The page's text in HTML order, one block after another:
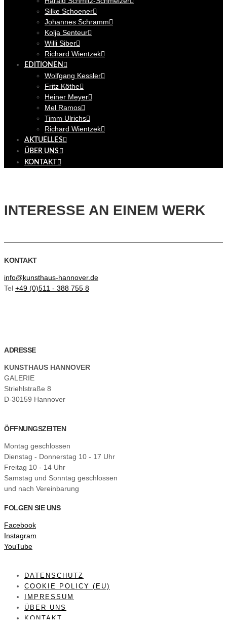
Silke Schoener
Johannes Schramm
Kolja Senteur
Willi Siber
Richard Wientzek
EDITIONEN
Wolfgang Kessler
Fritz Köthe
Heiner Meyer
Mel Ramos
Timm Ulrichs
Richard Wientzek
AKTUELLES
ÜBER UNS
KONTAKT
INTERESSE AN EINEM WERK
KONTAKT
info@kunsthaus-hannover.de
Tel +49 (0)511 - 388 755 8
ADRESSE
KUNSTHAUS HANNOVER
GALERIE
Striehlstraße 8
D-30159 Hannover
ÖFFNUNGSZEITEN
Montag geschlossen
Dienstag - Donnerstag 10 - 17 Uhr
Freitag 10 - 14 Uhr
Samstag und Sonntag geschlossen
und nach Vereinbarung
FOLGEN SIE UNS
Facebook
Instagram
YouTube
DATENSCHUTZ
COOKIE POLICY (EU)
IMPRESSUM
ÜBER UNS
KONTAKT